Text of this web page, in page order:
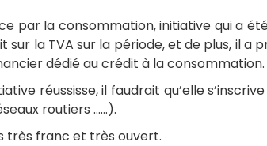
par la consommation, initiative qui a
la TVA sur la période, et de plus, il a
dédié au crédit à la consommation.
réussisse, il faudrait qu’elle
routiers ……).
très franc et très ouvert.